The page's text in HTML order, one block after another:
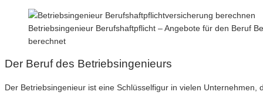
Betriebsingenieur Berufshaftpflicht – Angebote für den Beruf
berechnet
Der Beruf des Betriebsingenieurs
Der Betriebsingenieur ist eine Schlüsselfigur in vielen